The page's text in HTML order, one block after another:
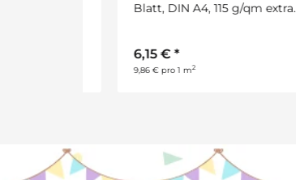
Blatt, DIN A4, 115 g/qm extra
6,15 €*
9,86 € pro 1 m2